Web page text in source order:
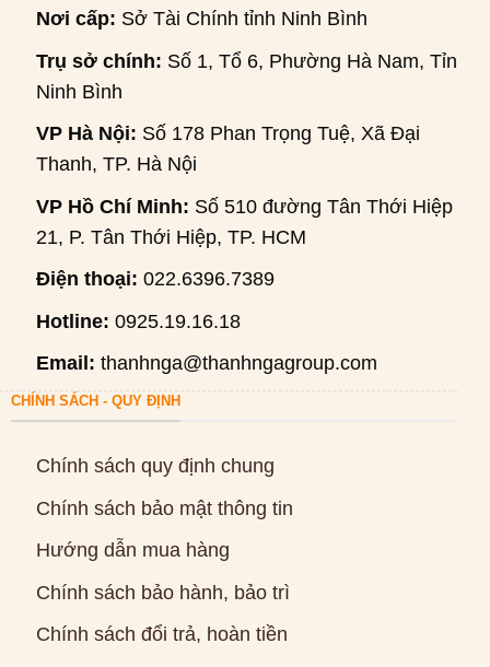
Nơi cấp: Sở Tài Chính tỉnh Ninh Bình
Trụ sở chính: Số 1, Tổ 6, Phường Hà Nam, Tỉnh
Ninh Bình
VP Hà Nội: Số 178 Phan Trọng Tuệ, Xã Đại
Thanh, TP. Hà Nội
VP Hồ Chí Minh: Số 510 đường Tân Thới Hiệp
21, P. Tân Thới Hiệp, TP. HCM
Điện thoại: 022.6396.7389
Hotline: 0925.19.16.18
Email: thanhnga@thanhngagroup.com
CHÍNH SÁCH - QUY ĐỊNH
Chính sách quy định chung
Chính sách bảo mật thông tin
Hướng dẫn mua hàng
Chính sách bảo hành, bảo trì
Chính sách đổi trả, hoàn tiền